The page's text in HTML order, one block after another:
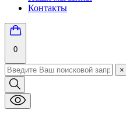
Контакты
0
×